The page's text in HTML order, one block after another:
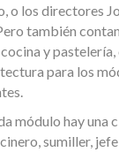
o los directores
también
y
para los
módulo hay una
sumiller, jefe